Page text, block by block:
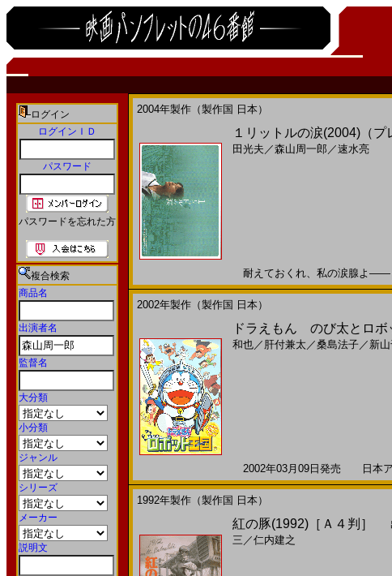
ログイン
ログインＩＤ
パスワード
パスワードを忘れた方
複合検索
商品名
出演者名
監督名
大分類
小分類
ジャンル
シリーズ
メーカー
説明文
2004年製作（製作国 日本）
１リットルの涙(2004)（プ
田光夫 ／森山周一郎 ／速水亮
耐えておくれ、私の涙腺よ――
2002年製作（製作国 日本）
ドラえもん のび太とロボ
和也／ 肝付兼太 ／桑島法子／ 新
2002年03月09日発売 日本ア
1992年製作（製作国 日本）
紅の豚(1992)［Ａ４判］
三 ／仁内建之